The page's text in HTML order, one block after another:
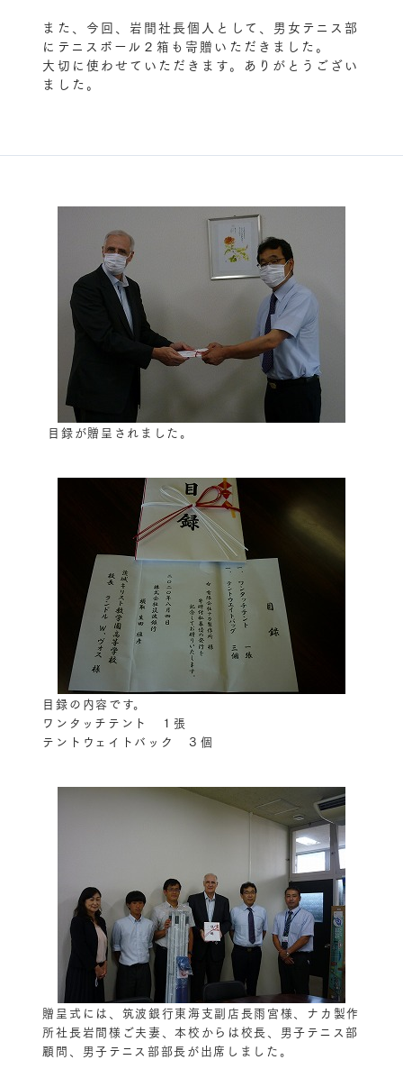
また、今回、岩間社長個人として、男女テニス部
にテニスボール２箱も寄贈いただきました。
大切に使わせていただきます。ありがとうござい
ました。
目録が贈呈されました。
目録の内容です。
ワンタッチテント １張
テントウェイトバック ３個
贈呈式には、筑波銀行東海支副店長雨宮様、ナカ製作
所社長岩間様ご夫妻、本校からは校長、男子テニス部
顧問、男子テニス部部長が出席しました。